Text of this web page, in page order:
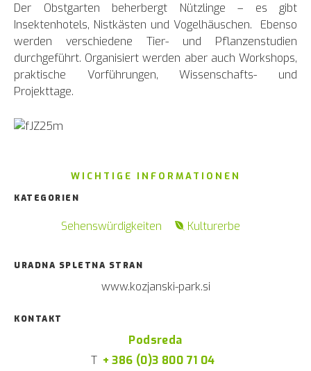
Der Obstgarten beherbergt Nützlinge – es gibt
Insektenhotels, Nistkästen und Vogelhäuschen. Ebenso
werden verschiedene Tier- und Pflanzenstudien
durchgeführt. Organisiert werden aber auch Workshops,
praktische Vorführungen, Wissenschafts- und
Projekttage.
WICHTIGE INFORMATIONEN
KATEGORIEN
Sehenswürdigkeiten Kulturerbe
URADNA SPLETNA STRAN
www.kozjanski-park.si
KONTAKT
Podsreda
T + 386 (0)3 800 71 04